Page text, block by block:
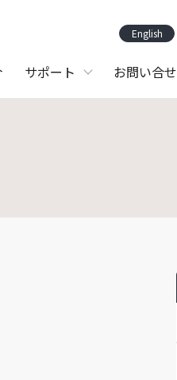
English
サポート お問い合せ